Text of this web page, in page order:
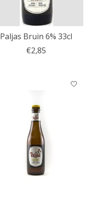
Paljas Bruin 6% 33cl
€2,85